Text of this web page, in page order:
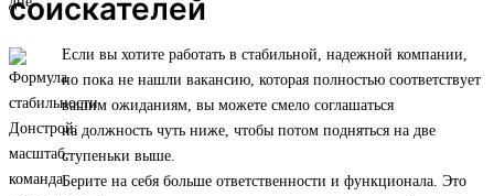
соискателей
Если вы хотите работать в стабильной, надежной компании,
но пока не нашли вакансию, которая полностью соответствует
вашим ожиданиям, вы можете смело соглашаться
на должность чуть ниже, чтобы потом подняться на две
ступеньки выше.
Берите на себя больше ответственности и функционала. Это